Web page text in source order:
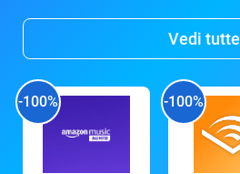
Vedi tutte
-100% -100%